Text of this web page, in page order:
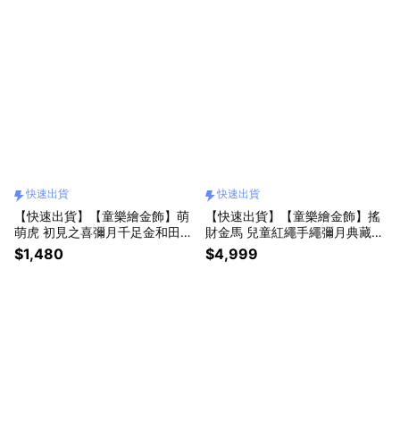
快速出貨
【快速出貨】【童樂繪金飾】萌
萌虎 初見之喜彌月千足金和田玉
禮盒 (彌月金飾 彌月禮)
$1,480
快速出貨
【快速出貨】【童樂繪金飾】搖
財金馬 兒童紅繩手繩彌月典藏禮
盒 附贈馬年平安符 約重0.09錢
±0.02 (滿月禮 彌月金飾 黃金99
$4,999